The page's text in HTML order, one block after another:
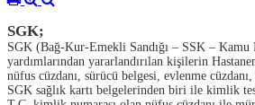
SGK;
SGK (Bağ-Kur-Emekli Sandığı – SSK – Kamu
yardımlarından yararlandırılan kişilerin
nüfus cüzdanı, sürücü belgesi, evlenme
SGK sağlık kartı belgelerinden biri ile kimlik